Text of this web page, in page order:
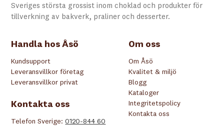
Sveriges största grossist inom choklad och produkter för
tillverkning av bakverk, praliner och desserter.
Om oss
Om Åsö
Kvalitet & miljö
Blogg
Kataloger
Integritetspolicy
Kontakta oss
Handla hos Åsö
Kundsupport
Leveransvillkor företag
Leveransvillkor privat
Kontakta oss
Telefon Sverige:0120-844 60